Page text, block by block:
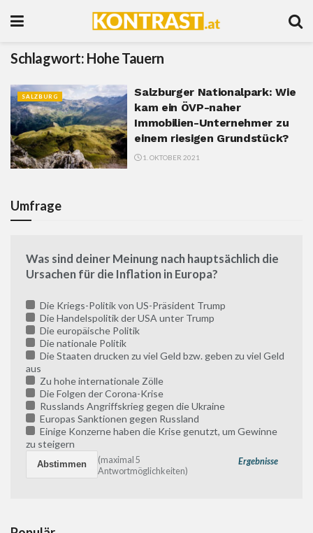
Schlagwort: Hohe Tauern
SALZBURG
Salzburger Nationalpark: Wie
kam ein ÖVP-naher
Immobilien-Unternehmer zu
einem riesigen Grundstück?
1. OKTOBER 2021
Umfrage
Was sind deiner Meinung nach hauptsächlich die
Ursachen für die Inflation in Europa?
Die Kriegs-Politik von US-Präsident Trump
Die Handelspolitik der USA unter Trump
Die europäische Politik
Die nationale Politik
Die Staaten drucken zu viel Geld bzw. geben zu viel Geld
aus
Zu hohe internationale Zölle
Die Folgen der Corona-Krise
Russlands Angriffskrieg gegen die Ukraine
Europas Sanktionen gegen Russland
Einige Konzerne haben die Krise genutzt, um Gewinne
zu steigern
Ergebnisse
(maximal 5
Antwortmöglichkeiten)